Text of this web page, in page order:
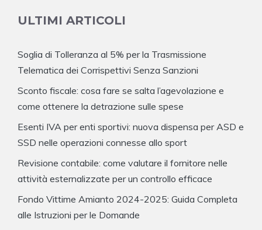
ULTIMI ARTICOLI
Soglia di Tolleranza al 5% per la Trasmissione
Telematica dei Corrispettivi Senza Sanzioni
Sconto fiscale: cosa fare se salta l’agevolazione e
come ottenere la detrazione sulle spese
Esenti IVA per enti sportivi: nuova dispensa per ASD e
SSD nelle operazioni connesse allo sport
Revisione contabile: come valutare il fornitore nelle
attività esternalizzate per un controllo efficace
Fondo Vittime Amianto 2024-2025: Guida Completa
alle Istruzioni per le Domande